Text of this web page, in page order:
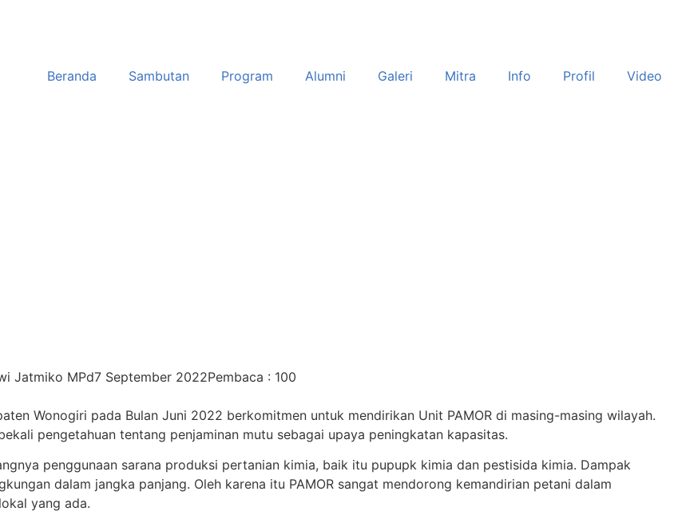
Beranda Sambutan Program Alumni Galeri Mitra Info Profil Video
Jatmiko MPd7 September 2022Pembaca : 100
Wonogiri pada Bulan Juni 2022 berkomitmen untuk mendirikan Unit PAMOR di masing-masing wilayah.
pengetahuan tentang penjaminan mutu sebagai upaya peningkatan kapasitas.
penggunaan sarana produksi pertanian kimia, baik itu pupupk kimia dan pestisida kimia. Dampak
dalam jangka panjang. Oleh karena itu PAMOR sangat mendorong kemandirian petani dalam
yang ada.